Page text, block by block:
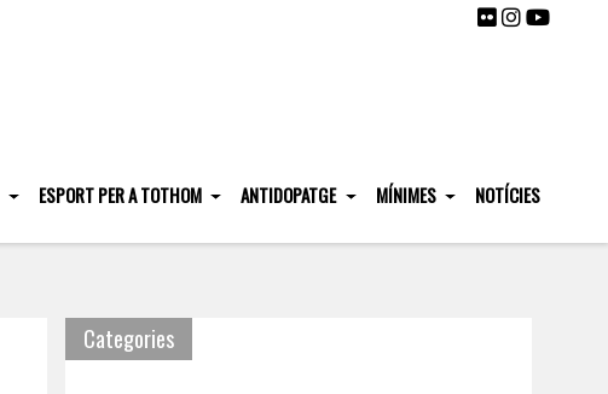
ESPORT PER A TOTHOM ANTIDOPATGE MÍNIMES NOTÍCIES
Categories